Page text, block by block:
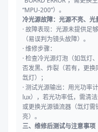
“MPU-200”）。
冷光源故障：光源不亮、光
· 故障表现：光源未提供足
（易误判为镜头故障）。
· 维修步骤：
· 检查冷光源灯泡（如氙灯
否发黑、炸裂（若有，更换
氙灯）；
· 测试光源输出：用光功率
lux），若光功率低，需清
或更换光源镇流器（氙灯
亮）。
三、维修后测试与注意事项